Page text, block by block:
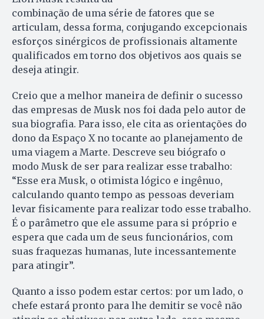
combinação de uma série de fatores que se
articulam, dessa forma, conjugando excepcionais
esforços sinérgicos de profissionais altamente
qualificados em torno dos objetivos aos quais se
deseja atingir.
Creio que a melhor maneira de definir o sucesso
das empresas de Musk nos foi dada pelo autor de
sua biografia. Para isso, ele cita as orientações do
dono da Espaço X no tocante ao planejamento de
uma viagem a Marte. Descreve seu biógrafo o
modo Musk de ser para realizar esse trabalho:
“Esse era Musk, o otimista lógico e ingênuo,
calculando quanto tempo as pessoas deveriam
levar fisicamente para realizar todo esse trabalho.
É o parâmetro que ele assume para si próprio e
espera que cada um de seus funcionários, com
suas fraquezas humanas, lute incessantemente
para atingir”.
Quanto a isso podem estar certos: por um lado, o
chefe estará pronto para lhe demitir se você não